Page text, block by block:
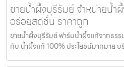
ขายน้ำผึ้งบุรีรัมย์ จำหน่ายน้ำ
อร่อยสดชื่น ราคาถูก
ขายน้ำผึ้งบุรีรัมย์ ฟาร์มน้ำผึ้งแท้จากธร
กับ น้ำผึ้งแท้ 100% ประโยชน์มากมาย บ